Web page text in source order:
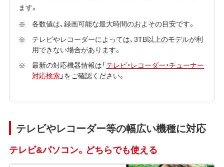
ます。
各数値は、録画可能な最大時間のおよその目安です。
テレビやレコーダーによっては、3TB以上のモデルが利
用できない場合があります。
最新の対応機器情報は「テレビ・レコーダー・チューナー
対応検索」をご確認ください。
テレビやレコーダー等の幅広い機種に対応
テレビ&パソコン。どちらでも使える